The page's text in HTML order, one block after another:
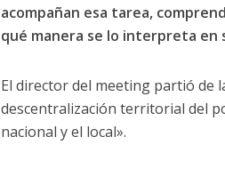
acompañan esa tarea,
qué manera se lo interpreta en
El director del meeting partió de
descentralización territorial del
nacional y el local».